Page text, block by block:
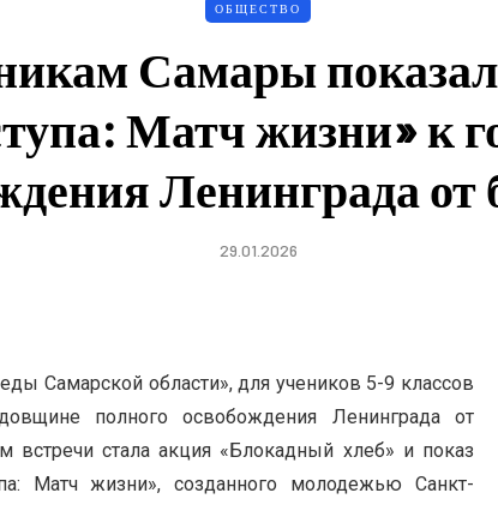
ОБЩЕСТВО
Самары
Матч жизни» к
Ленинграда от
29.01.2026
Самарской области», для учеников 5-9 классов
полного освобождения Ленинграда от
стала акция «Блокадный хлеб» и показ
Матч жизни», созданного молодежью Санкт-